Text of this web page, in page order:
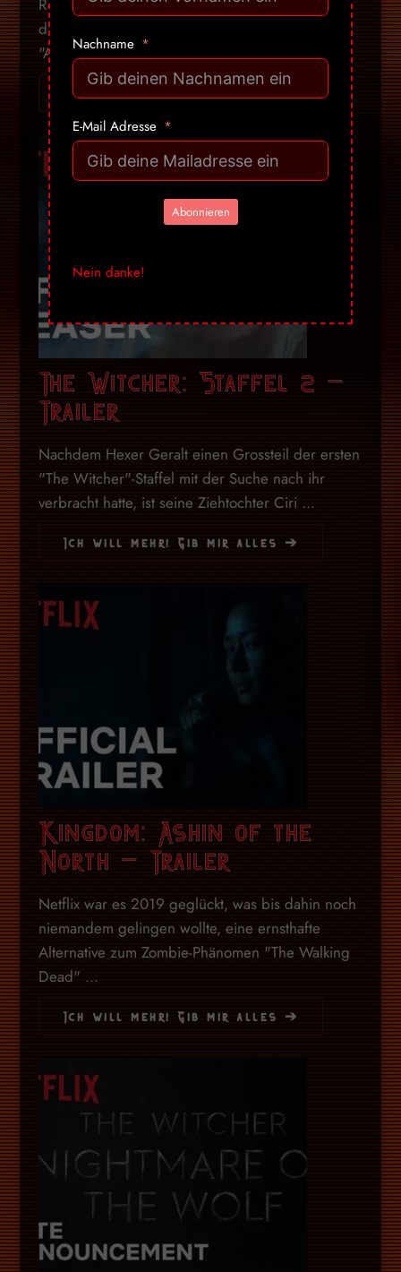
Rosa Salazar ist für viele nur das Mädchen mit
den grossen Kulleraugen aus Robert Rodriguez'
"Alita: Battle Angel". Aber es ...
Ich will mehr! Gib mir alles ➔
The Witcher: Staffel 2 –
Trailer
Nachdem Hexer Geralt einen Grossteil der ersten
"The Witcher"-Staffel mit der Suche nach ihr
verbracht hatte, ist seine Ziehtochter Ciri ...
Ich will mehr! Gib mir alles ➔
Kingdom: Ashin of the
North – Trailer
Netflix war es 2019 geglückt, was bis dahin noch
niemandem gelingen wollte, eine ernsthafte
Alternative zum Zombie-Phänomen "The Walking
Dead" ...
Ich will mehr! Gib mir alles ➔
Nachname
E-Mail Adresse
Abonnieren
Nein danke!